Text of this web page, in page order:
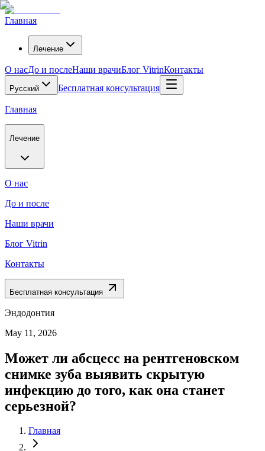
Главная
Лечение
О насДо и послеНаши врачиБлог VitrinКонтакты
Русский Бесплатная консультация
Главная
Лечение
О нас
До и после
Наши врачи
Блог Vitrin
Контакты
Бесплатная консультация
Эндодонтия
May 11, 2026
Может ли абсцесс на рентгеновском
снимке зуба выявить скрытую
инфекцию до того, как она станет
серьезной?
Главная